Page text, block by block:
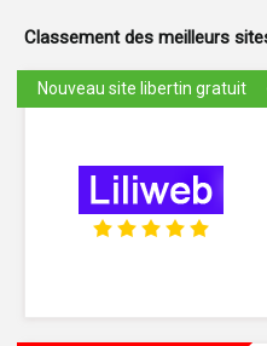
Classement des meilleurs
Nouveau site libertin gratuit